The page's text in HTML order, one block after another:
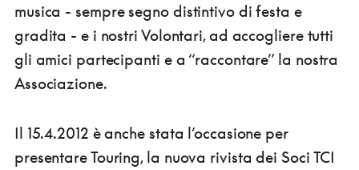
musica - sempre segno distintivo di festa e
gradita - e i nostri Volontari, ad accogliere tutti
gli amici partecipanti e a “raccontare” la nostra
Associazione.
Il 15.4.2012 è anche stata l’occasione per
presentare Touring, la nuova rivista dei Soci TCI